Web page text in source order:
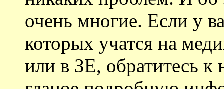
очень многие. Если у
которых учатся на
или в ЗЕ, обратитесь